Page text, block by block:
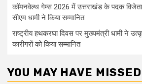
कॉमनवेल्थ गेम्स 2026 में उत्तराखंड के पदक
सीएम धामी ने किया सम्मानित
राष्ट्रीय हथकरघा दिवस पर मुख्यमंत्री धामी ने
कारीगरों को किया सम्मानित
YOU MAY HAVE MISSED